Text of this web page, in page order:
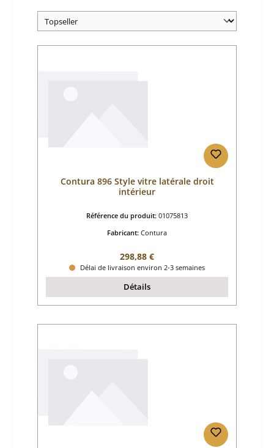
Contura 896 Style vitre latérale droit
intérieur
Référence du produit: 01075813
Fabricant: Contura
Prix régulier :
298,88 €
Délai de livraison environ 2-3 semaines
Détails